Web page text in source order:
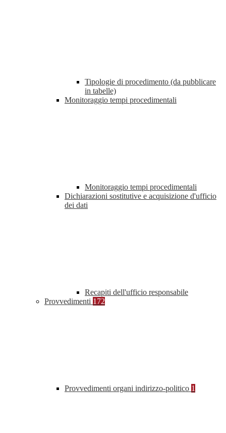
Tipologie di procedimento (da pubblicare
in tabelle)
Monitoraggio tempi procedimentali
Monitoraggio tempi procedimentali
Dichiarazioni sostitutive e acquisizione d'ufficio
dei dati
Recapiti dell'ufficio responsabile
Provvedimenti 172
Provvedimenti organi indirizzo-politico 1